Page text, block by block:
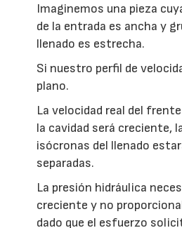
Imaginemos una pieza
de la entrada es ancha y
llenado es estrecha.
Si nuestro perfil de
plano.
La velocidad real del
la cavidad será creciente,
isócronas del llenado
separadas.
La presión hidráulica
creciente y no
dado que el esfuerzo